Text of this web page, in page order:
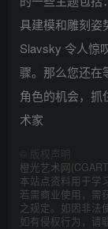
具建模和雕刻姿
Slavsky 令人惊
骤。那么您还在
角色的机会，抓
术家
版权声明
橙光艺术网
本站点资料用于学
若需商业使用，需
之规定。如因非法
如有侵权行为，请